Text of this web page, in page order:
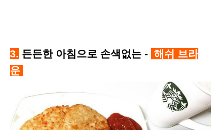
3. 든든한 아침으로 손색없는 - 해쉬 브라
운